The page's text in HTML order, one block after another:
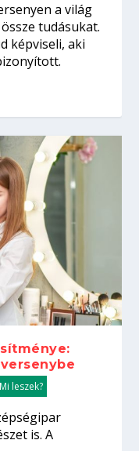
a világ
tudásukat.
képviseli, aki
Mi leszek?
is. A